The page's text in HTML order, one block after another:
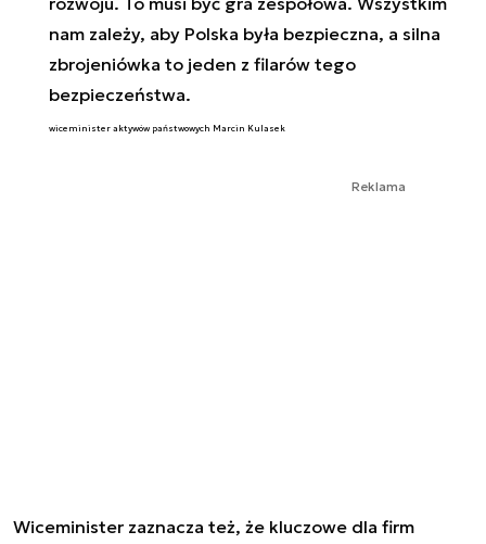
nam zależy, aby Polska była bezpieczna, a silna
zbrojeniówka to jeden z filarów tego
bezpieczeństwa.
wiceminister aktywów państwowych Marcin Kulasek
Reklama
Wiceminister zaznacza też, że kluczowe dla firm